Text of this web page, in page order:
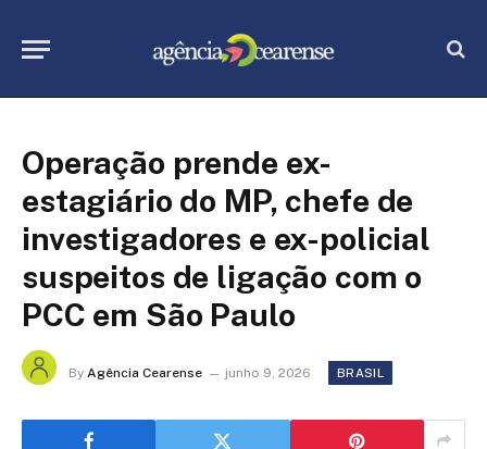
Operação prende ex-
estagiário do MP, chefe de
investigadores e ex-policial
suspeitos de ligação com o
PCC em São Paulo
By Agência Cearense junho 9, 2026 BRASIL